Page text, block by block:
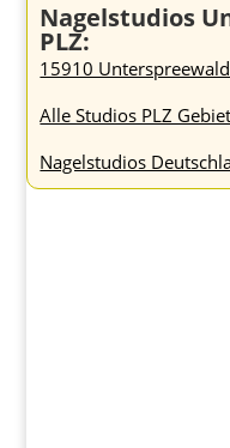
Nagelstudios
PLZ:
15910 Unterspreewald
Alle Studios PLZ
Nagelstudios